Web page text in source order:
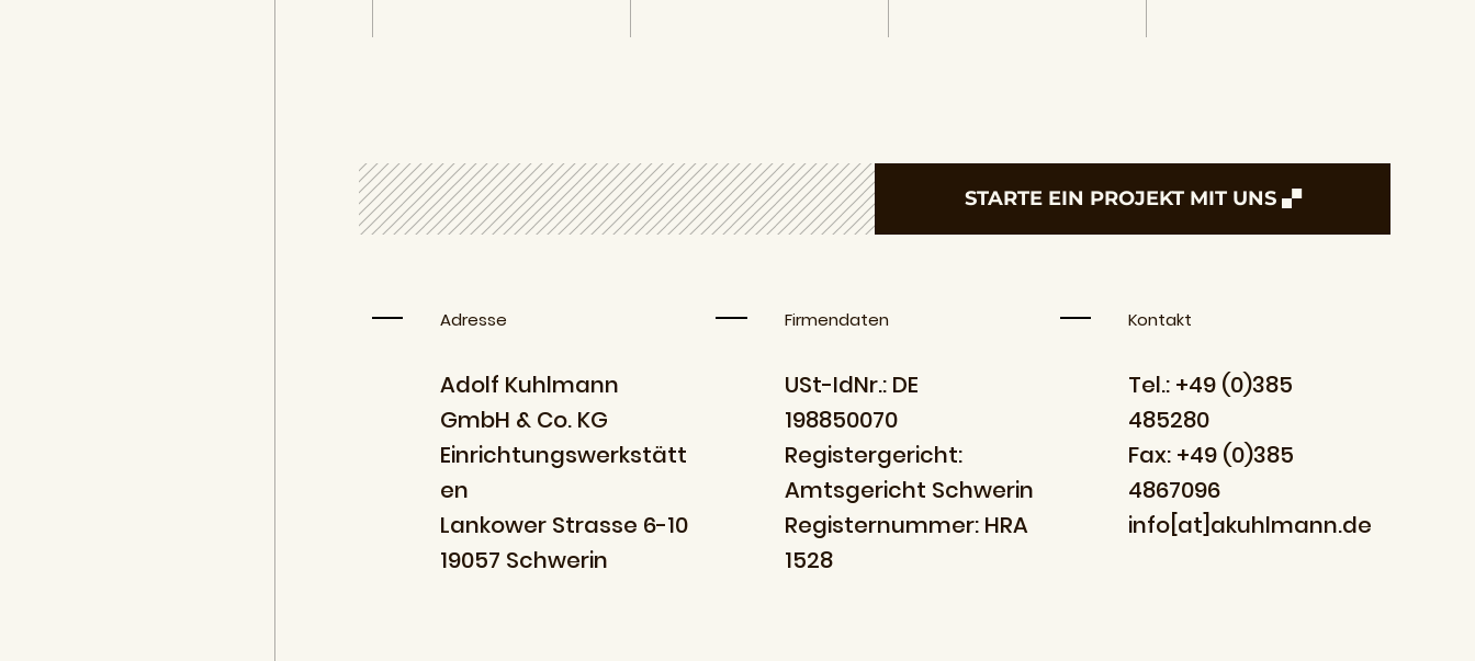
STARTE EIN PROJEKT MIT UNS
Adresse
Adolf Kuhlmann
GmbH & Co. KG
Einrichtungswerkstätt
en
Lankower Strasse 6-10
19057 Schwerin
Firmendaten
USt-IdNr.: DE
198850070
Registergericht:
Amtsgericht Schwerin
Registernummer: HRA
1528
Kontakt
Tel.: +49 (0)385
485280
Fax: +49 (0)385
4867096
info[at]akuhlmann.de